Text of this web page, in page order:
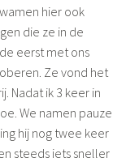
hier ook
die ze in de
eerst met ons
Ze vond het
Nadat ik 3 keer in
We namen pauze
hij nog twee keer
steeds iets sneller